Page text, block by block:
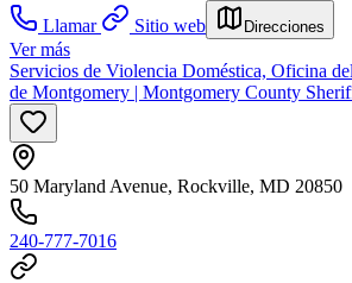
Llamar
Sitio web Direcciones
Ver más
Servicios de Violencia Doméstica, Oficina
de Montgomery | Montgomery County
50 Maryland Avenue, Rockville, MD 20850
240-777-7016